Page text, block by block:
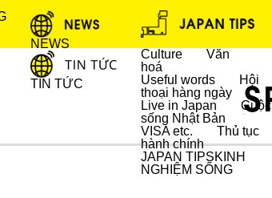
NEWS
TIN TỨC
Culture
Văn
hoá
Useful words
Hội
thoại hàng ngày
Live in Japan
Cuộc
sống Nhật Bản
VISA etc.
Thủ tục
hành chính
JAPAN TIPSKINH
NGHIỆM SỐNG